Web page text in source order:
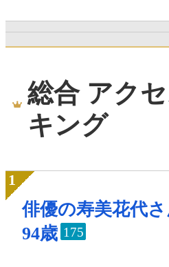
総合 アク
キング
俳優の寿美花代さ
94歳 175